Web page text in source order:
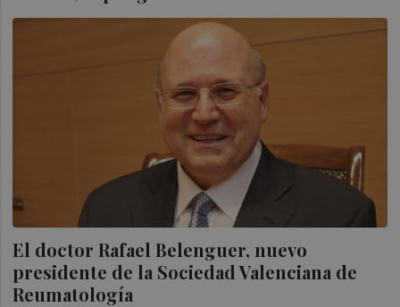
El doctor Rafael Belenguer, nuevo
presidente de la Sociedad Valenciana de
Reumatología